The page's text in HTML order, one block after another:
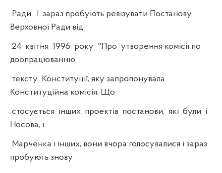
Ради. І зараз пробують ревізувати Постанову
Верховної Ради від
24 квітня 1996 року "Про утворення комісії по
доопрацюванню
тексту Конституції, яку запропонувала
Конституційна комісія. Що
стосується інших проектів постанови, які були і
Носова, і
Марченка і інших, вони вчора голосувалися і зараз
пробують знову